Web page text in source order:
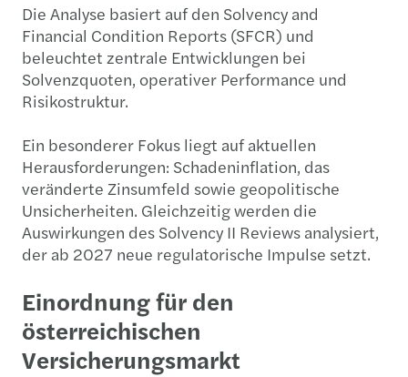
Die Analyse basiert auf den Solvency and
Financial Condition Reports (SFCR) und
beleuchtet zentrale Entwicklungen bei
Solvenzquoten, operativer Performance und
Risikostruktur.
Ein besonderer Fokus liegt auf aktuellen
Herausforderungen: Schadeninflation, das
veränderte Zinsumfeld sowie geopolitische
Unsicherheiten. Gleichzeitig werden die
Auswirkungen des Solvency II Reviews analysiert,
der ab 2027 neue regulatorische Impulse setzt.
Einordnung für den
österreichischen
Versicherungsmarkt